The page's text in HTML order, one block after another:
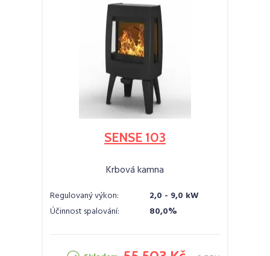
SENSE 103
Krbová kamna
Regulovaný výkon:
2,0 - 9,0 kW
Účinnost spalování:
80,0%